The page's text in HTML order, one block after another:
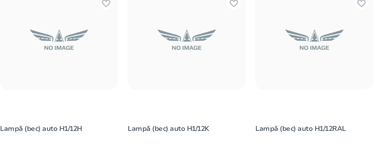
Lampă (bec) auto H1/12H Lampă (bec) auto H1/12K Lampă (bec) auto H1/12RAL